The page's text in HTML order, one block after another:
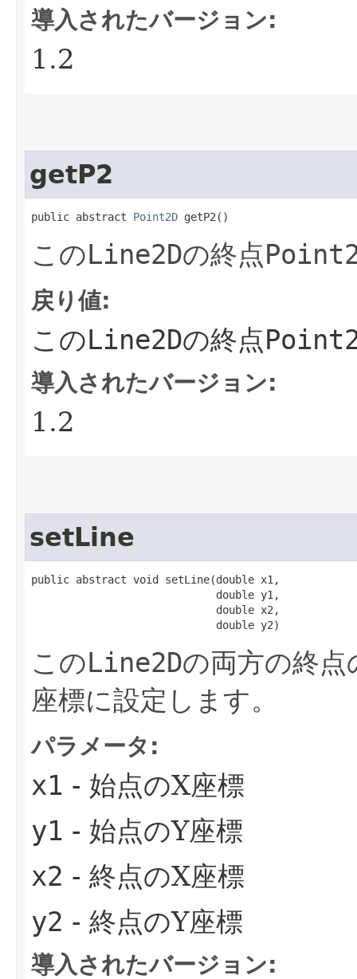
導入されたバージョン:
1.2
getP2
public abstract Point2D getP2()
このLine2Dの終点
戻り値:
このLine2Dの終点
導入されたバージョン:
1.2
setLine
public abstract void setLine​(double x1,
                             double y1,
                             double x2,
                             double y2)
このLine2Dの両方の終
座標に設定します。
パラメータ:
x1 - 始点のX座標
y1 - 始点のY座標
x2 - 終点のX座標
y2 - 終点のY座標
導入されたバージョン: